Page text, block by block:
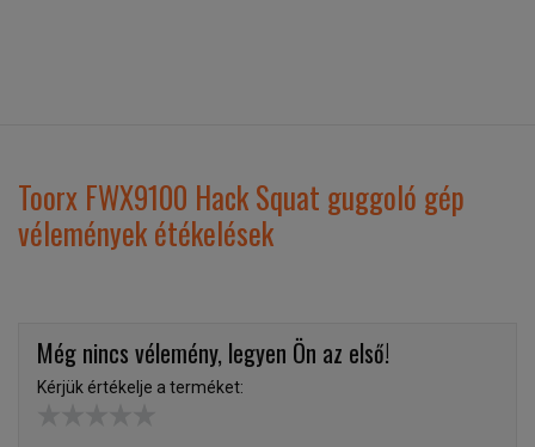
Toorx FWX9100 Hack Squat guggoló gép
vélemények étékelések
Még nincs vélemény, legyen Ön az első!
Kérjük értékelje a terméket: